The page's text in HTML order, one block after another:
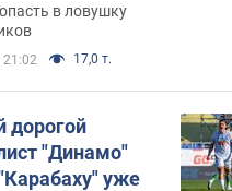
в ловушку
21:02 17,0 т.
"Динамо"
уже